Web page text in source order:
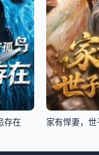
存在 家有悍妻，